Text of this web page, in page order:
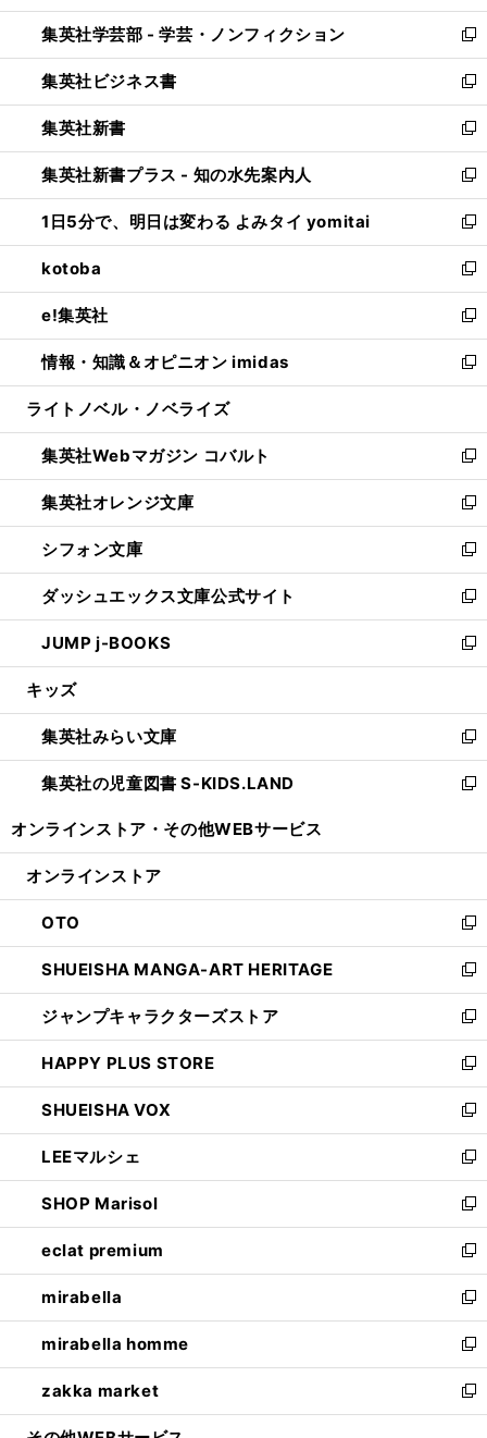
開
く
ウ
で
開
く
ン
ド
ウ
で
開
く
ウ
ィ
ン
ド
ウ
で
開
く
集英社学芸部 - 学芸・ノンフィクション
新
し
い
ウ
ィ
ン
ド
ウ
で
開
く
集英社ビジネス書
新
し
い
ウ
ィ
ン
ド
ウ
で
開
く
集英社新書
新
し
い
ウ
ィ
ン
ド
ウ
で
開
く
集英社新書プラス - 知の水先案内人
新
し
い
ウ
ィ
ン
ド
ウ
で
開
1日5分で、明日は変わる よみタイ yomitai
新
し
い
ウ
ィ
ン
ド
ウ
開
く
kotoba
新
し
い
ウ
ィ
ン
ウ
で
開
く
e!集英社
新
し
い
ウ
ン
ド
ウ
で
開
く
情報・知識＆オピニオン imidas
新
し
ウ
ィ
ン
ド
ウ
で
開
く
ライトノベル・ノベライズ
集英社Webマガジン コバルト
新
し
い
ウ
ィ
ン
ド
ウ
で
開
集英社オレンジ文庫
新
し
い
ウ
ィ
ン
ド
ウ
開
く
シフォン文庫
新
し
い
ウ
ィ
ン
ウ
で
開
く
ダッシュエックス文庫公式サイト
新
し
い
ウ
ン
ド
ウ
で
JUMP j-BOOKS
新
し
ウ
ィ
ン
ド
開
キッズ
集英社みらい文庫
新
し
い
ン
ウ
で
開
く
集英社の児童図書 S-KIDS.LAND
新
ウ
ン
ド
ウ
で
開
く
オンラインストア・ その他WEBサービス
オンラインストア
OTO
新
し
い
ウ
ィ
ン
ド
ウ
で
開
く
SHUEISHA MANGA-ART HERITAGE
新
し
い
ウ
ィ
ン
ド
ウ
で
開
く
ジャンプキャラクターズストア
新
し
い
ウ
ィ
ン
ド
ウ
で
開
く
HAPPY PLUS STORE
新
し
い
ウ
ィ
ン
ド
ウ
で
開
く
SHUEISHA VOX
新
し
い
ウ
ィ
ン
ド
ウ
で
開
く
LEEマルシェ
新
し
い
ウ
ィ
ン
ド
ウ
で
開
く
SHOP Marisol
新
し
い
ウ
ィ
ン
ド
ウ
で
開
eclat premium
新
し
い
ウ
ィ
ン
ド
ウ
mirabella
新
し
い
ウ
ィ
ン
mirabella homme
新
し
い
ウ
zakka market
新
し